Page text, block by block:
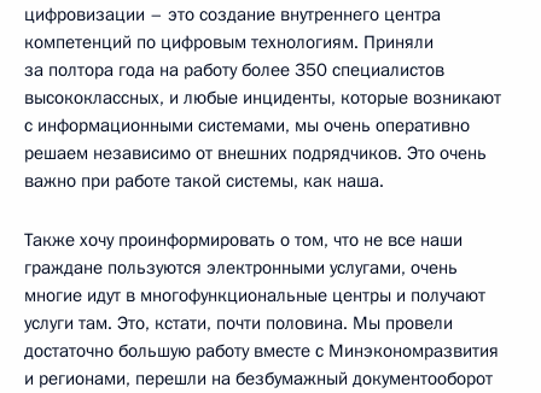
цифровизации – это создание внутреннего центра
компетенций по цифровым технологиям. Приняли
за полтора года на работу более 350 специалистов
высококлассных, и любые инциденты, которые возникают
с информационными системами, мы очень оперативно
решаем независимо от внешних подрядчиков. Это очень
важно при работе такой системы, как наша.
Также хочу проинформировать о том, что не все наши
граждане пользуются электронными услугами, очень
многие идут в многофункциональные центры и получают
услуги там. Это, кстати, почти половина. Мы провели
достаточно большую работу вместе с Минэкономразвития
и регионами, перешли на безбумажный документооборот